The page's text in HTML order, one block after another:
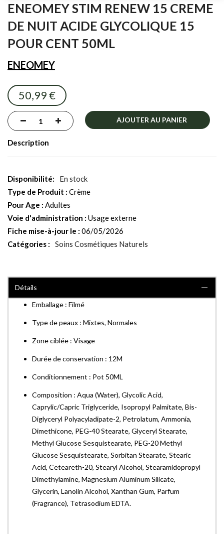
to
beginning
of
images
ENEOMEY STIM RENEW 15 CREME
DE NUIT ACIDE GLYCOLIQUE 15
POUR CENT 50ML
ENEOMEY
50,99 €
AJOUTER AU PANIER
Description
En stock
Type de Produit : Crème
Pour Age : Adultes
Voie d'administration : Usage externe
Fiche mise-à-jour le : 06/05/2026
Catégories :
Soins Cosmétiques Naturels
Détails
Emballage : Filmé
Type de peaux : Mixtes, Normales
Zone ciblée : Visage
Durée de conservation : 12M
Conditionnement : Pot 50ML
Composition : Aqua (Water), Glycolic Acid,
Caprylic/Capric Triglyceride, Isopropyl Palmitate, Bis-
Diglyceryl Polyacyladipate-2, Petrolatum, Ammonia,
Dimethicone, PEG-40 Stearate, Glyceryl Stearate,
Methyl Glucose Sesquistearate, PEG-20 Methyl
Glucose Sesquistearate, Sorbitan Stearate, Stearic
Acid, Ceteareth-20, Stearyl Alcohol, Stearamidopropyl
Dimethylamine, Magnesium Aluminum Silicate,
Glycerin, Lanolin Alcohol, Xanthan Gum, Parfum
(Fragrance), Tetrasodium EDTA.